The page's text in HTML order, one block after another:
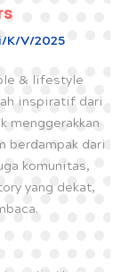
K/V/2025
& lifestyle
inspiratif dari
menggerakkan
berdampak dari
komunitas,
yang dekat,